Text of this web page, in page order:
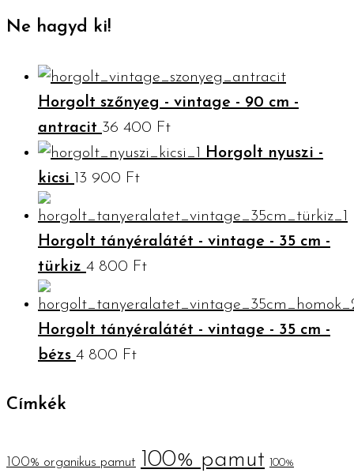
Ne hagyd ki!
Horgolt szőnyeg - vintage - 90 cm -
antracit 36 400 Ft
Horgolt nyuszi -
kicsi 13 900 Ft
Horgolt tányéralátét - vintage - 35 cm -
türkiz 4 800 Ft
Horgolt tányéralátét - vintage - 35 cm -
bézs 4 800 Ft
Címkék
100% organikus pamut 100% pamut 100%